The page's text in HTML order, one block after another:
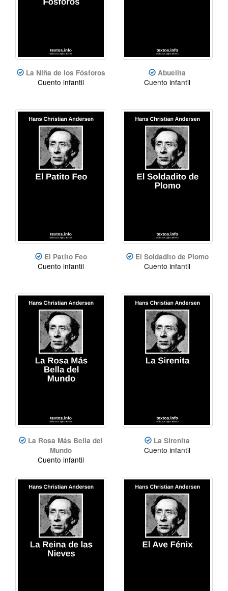
La Niña de los Fósforos
Cuento infantil
Abuelita
Cuento infantil
El Patito Feo
Cuento infantil
El Soldadito de Plomo
Cuento infantil
La Rosa Más Bella del
Mundo
Cuento infantil
La Sirenita
Cuento infantil